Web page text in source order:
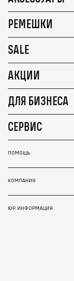
РЕМЕШКИ
SALE
АКЦИИ
ДЛЯ БИЗНЕСА
СЕРВИС
ПОМОЩЬ
КОМПАНИЯ
ЮР. ИНФОРМАЦИЯ